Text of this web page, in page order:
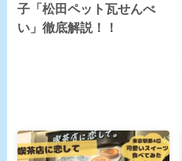
子「松田ペット瓦せんべ
い」徹底解説！！